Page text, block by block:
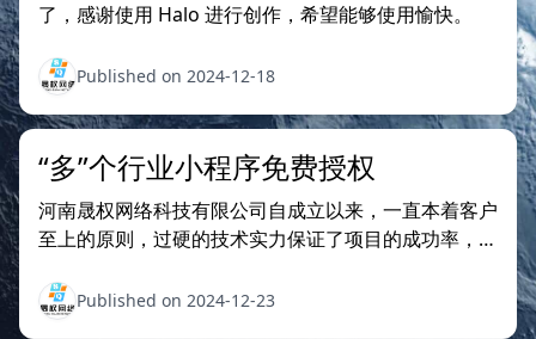
了，感谢使用 Halo 进行创作，希望能够使用愉快。
Published on 2024-12-18
“多”个行业小程序免费授权
河南晟权网络科技有限公司自成立以来，一直本着客户
至上的原则，过硬的技术实力保证了项目的成功率，合
秀的行业成功案例！ 技术框架： 用户端：uniapp 后
台管理：VUE3 接口：Java、jdk17、MySQL8、
Published on 2024-12-23